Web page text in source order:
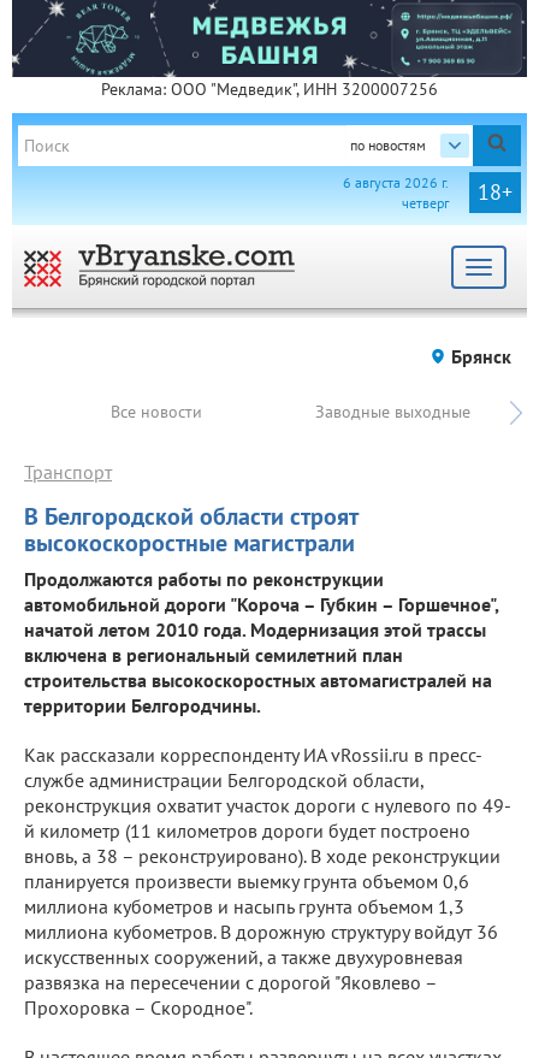
Реклама: ООО "Медведик", ИНН 3200007256
по новостям
18+
6 августа 2026 г.
четверг
Toggle
Брянск
Все новости Заводные выходные
В Белгородской области строят
высокоскоростные магистрали
Транспорт
Продолжаются работы по реконструкции
автомобильной дороги "Короча – Губкин – Горшечное",
начатой летом 2010 года. Модернизация этой трассы
включена в региональный семилетний план
строительства высокоскоростных автомагистралей на
территории Белгородчины.
Как рассказали корреспонденту ИА vRossii.ru в пресс-
службе администрации Белгородской области,
реконструкция охватит участок дороги с нулевого по 49-
й километр (11 километров дороги будет построено
вновь, а 38 – реконструировано). В ходе реконструкции
планируется произвести выемку грунта объемом 0,6
миллиона кубометров и насыпь грунта объемом 1,3
миллиона кубометров. В дорожную структуру войдут 36
искусственных сооружений, а также двухуровневая
развязка на пересечении с дорогой "Яковлево –
Прохоровка – Скородное".